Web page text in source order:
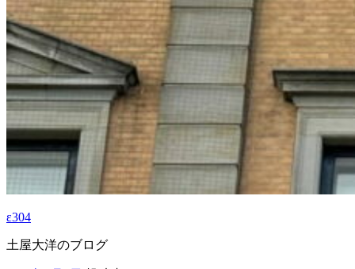
ε304
土屋大洋のブログ